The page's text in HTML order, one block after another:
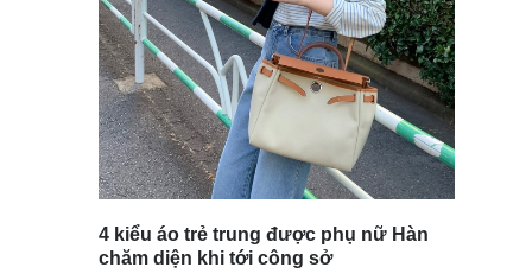
4 kiểu áo trẻ trung được phụ nữ Hàn
chăm diện khi tới công sở